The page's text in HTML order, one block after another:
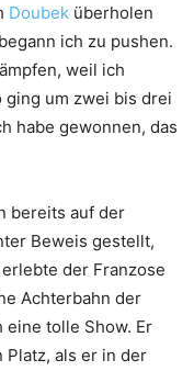
Doubek überholen
ich zu pushen.
weil ich
ging um zwei bis drei
habe gewonnen, das
bereits auf der
Beweis gestellt,
der Franzose
Achterbahn der
eine tolle Show. Er
Platz, als er in der